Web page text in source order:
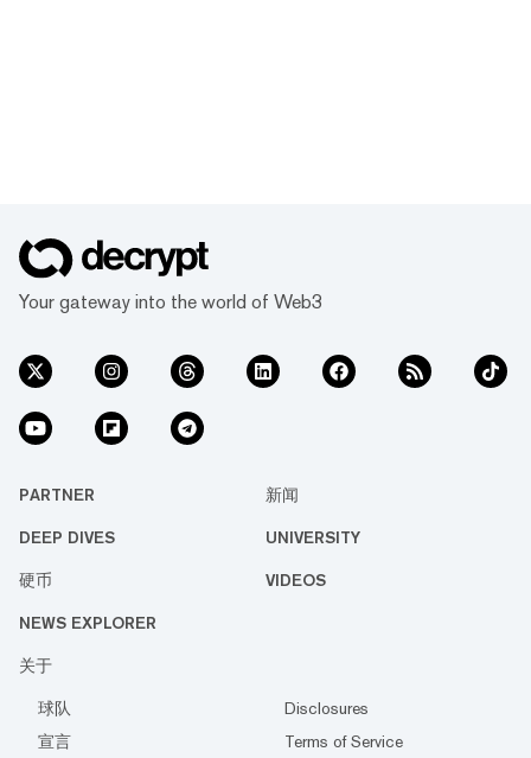
Your gateway into the world of Web3
PARTNER 新闻
DEEP DIVES UNIVERSITY
硬币 VIDEOS
NEWS EXPLORER
关于
球队
Disclosures
宣言
Terms of Service